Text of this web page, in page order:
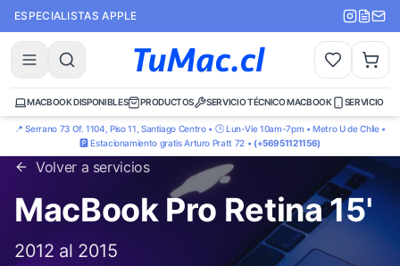
ESPECIALISTAS APPLE
MACBOOK DISPONIBLES PRODUCTOS SERVICIO TÉCNICO MACBOOK SERVICIO
📍 Serrano 73 Of. 1104, Piso 11, Santiago Centro • 🕒 Lun-Vie 10am-7pm • Metro U de Chile •
🅿️ Estacionamiento gratis Arturo Pratt 72 • (+56951121156)
Volver a servicios
MacBook Pro Retina 15'
2012 al 2015